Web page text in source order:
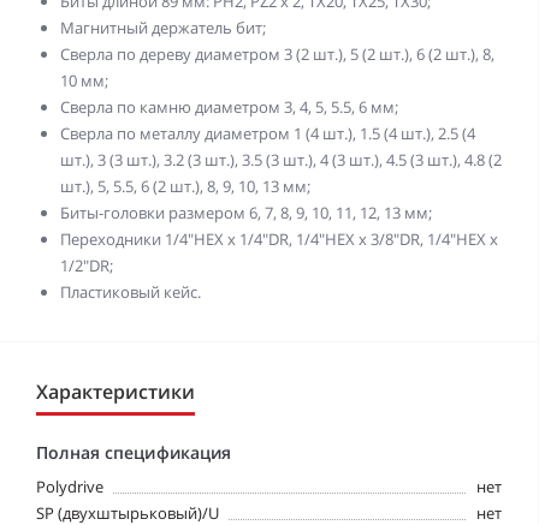
Магнитный держатель бит;
Сверла по дереву диаметром 3 (2 шт.), 5 (2 шт.), 6 (2 шт.), 8,
10 мм;
Сверла по камню диаметром 3, 4, 5, 5.5, 6 мм;
Сверла по металлу диаметром 1 (4 шт.), 1.5 (4 шт.), 2.5 (4
шт.), 3 (3 шт.), 3.2 (3 шт.), 3.5 (3 шт.), 4 (3 шт.), 4.5 (3 шт.), 4.8 (2
шт.), 5, 5.5, 6 (2 шт.), 8, 9, 10, 13 мм;
Биты-головки размером 6, 7, 8, 9, 10, 11, 12, 13 мм;
Переходники 1/4"HEX х 1/4"DR, 1/4"HEX х 3/8"DR, 1/4"HEX х
1/2"DR;
Пластиковый кейс.
Характеристики
Полная спецификация
Polydrive
нет
SP (двухштырьковый)/U
нет